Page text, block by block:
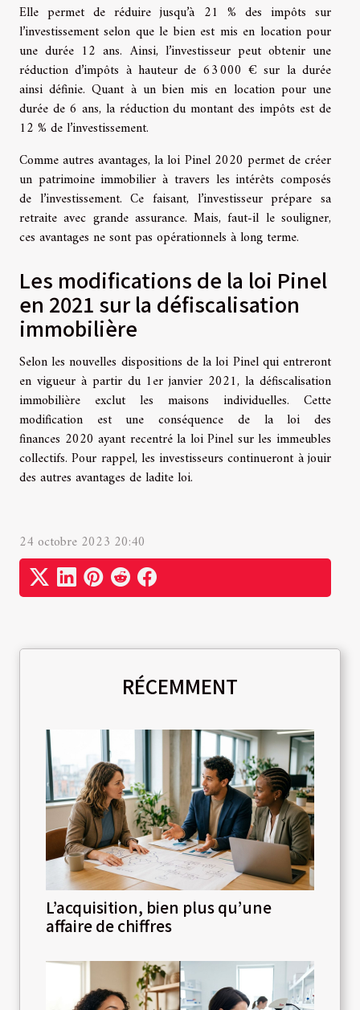
Elle permet de réduire jusqu’à 21 % des impôts sur
l’investissement selon que le bien est mis en location pour
une durée 12 ans. Ainsi, l’investisseur peut obtenir une
réduction d’impôts à hauteur de 63 000 € sur la durée
ainsi définie. Quant à un bien mis en location pour une
durée de 6 ans, la réduction du montant des impôts est de
12 % de l’investissement.
Comme autres avantages, la loi Pinel 2020 permet de créer
un patrimoine immobilier à travers les intérêts composés
de l’investissement. Ce faisant, l’investisseur prépare sa
retraite avec grande assurance. Mais, faut-il le souligner,
ces avantages ne sont pas opérationnels à long terme.
Les modifications de la loi Pinel
en 2021 sur la défiscalisation
immobilière
Selon les nouvelles dispositions de la loi Pinel qui entreront
en vigueur à partir du 1er janvier 2021, la défiscalisation
immobilière exclut les maisons individuelles. Cette
modification est une conséquence de la loi des
finances 2020 ayant recentré la loi Pinel sur les immeubles
collectifs. Pour rappel, les investisseurs continueront à jouir
des autres avantages de ladite loi.
24 octobre 2023 20:40
RÉCEMMENT
L’acquisition, bien plus qu’une
affaire de chiffres